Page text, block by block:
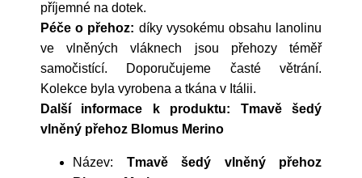
příjemné na dotek.
Péče o přehoz: díky vysokému obsahu lanolinu
ve vlněných vláknech jsou přehozy téměř
samočistící. Doporučujeme časté větrání.
Kolekce byla vyrobena a tkána v Itálii.
Další informace k produktu: Tmavě šedý
vlněný přehoz Blomus Merino
Název: Tmavě šedý vlněný přehoz